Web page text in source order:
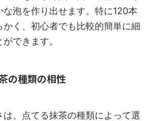
な泡を作り出せます。特に120本
く、初心者でも比較的簡単に細
できます。
の種類の相性
、点てる抹茶の種類によって選